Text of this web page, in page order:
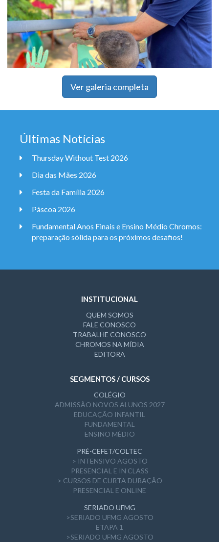
Ver galeria completa
Últimas Notícias
Thursday Without Test 2026
Dia das Mães 2026
Festa da Família 2026
Páscoa 2026
Fundamental Anos Finais e Ensino Médio Chromos:
preparação sólida para os próximos desafios!
INSTITUCIONAL
QUEM SOMOS
FALE CONOSCO
TRABALHE CONOSCO
CHROMOS NA MÍDIA
EDITORA
SEGMENTOS / CURSOS
COLÉGIO
ADMISSÃO NOVOS ALUNOS 2027
EDUCAÇÃO INFANTIL
FUNDAMENTAL
ENSINO MÉDIO
PRÉ-CEFET/COLTEC
> INTENSIVO AGOSTO
PRESENCIAL E IN CLASS
> CURSOS DE CURTA DURAÇÃO
PRESENCIAL E ONLINE
SERIADO UFMG
>SERIADO UFMG AGOSTO
ETAPA 1
>SERIADO UFMG AGOSTO